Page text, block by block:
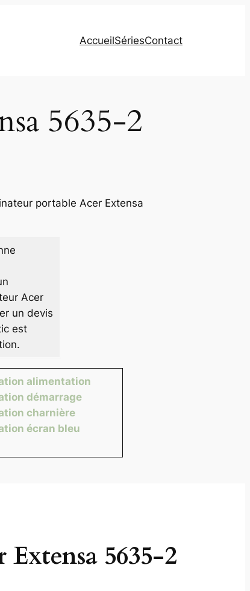
AccueilSériesContact
5635-2
portable Acer Extensa
Acer
un devis
est
alimentation
démarrage
charnière
écran bleu
5635-2